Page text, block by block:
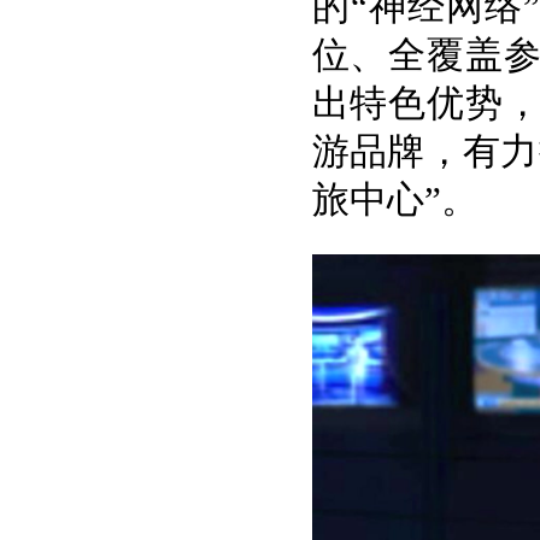
位、全覆盖
出特色优势
游品牌，有
旅中心”。